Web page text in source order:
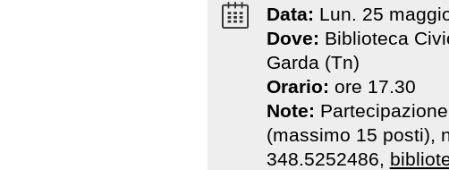
Data: Lun. 25
Dove: Biblioteca
Garda (Tn)
Orario: ore 17.30
Note:
(massimo 15 posti),
348.5252486,